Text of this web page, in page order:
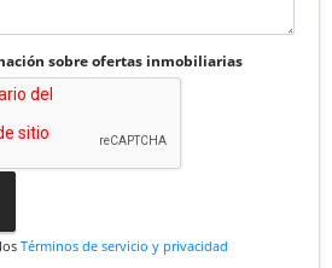
sobre ofertas inmobiliarias
Términos de servicio y privacidad